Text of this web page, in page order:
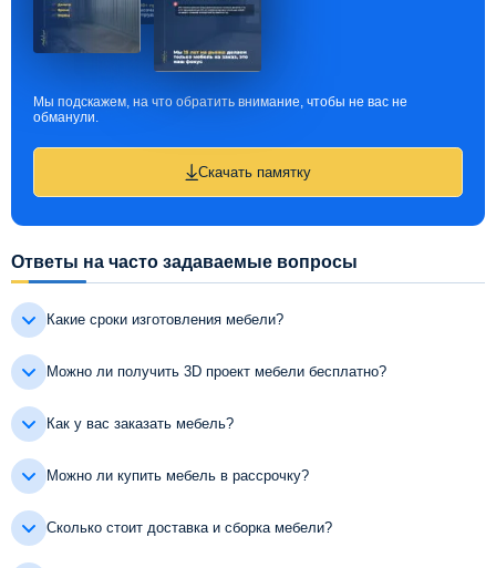
Мы подскажем, на что обратить внимание, чтобы не вас не
обманули.
Скачать памятку
Ответы на часто задаваемые вопросы
Какие сроки изготовления мебели?
Можно ли получить 3D проект мебели бесплатно?
Как у вас заказать мебель?
Можно ли купить мебель в рассрочку?
Сколько стоит доставка и сборка мебели?